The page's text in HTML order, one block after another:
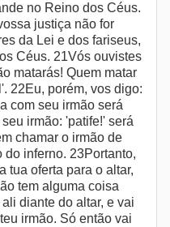
no Reino dos Céus.
justiça não for
da Lei e dos fariseus,
Céus. 21Vós ouvistes
matarás! Quem matar
22Eu, porém, vos digo:
com seu irmão será
irmão: 'patife!' será
chamar o irmão de
inferno. 23Portanto,
tua oferta para o altar,
tem alguma coisa
diante do altar, e vai
irmão. Só então vai